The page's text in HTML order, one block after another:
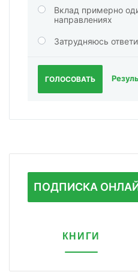
Вклад примерно
направлениях
Затрудняюсь
ГОЛОСОВАТЬ
ПОДПИСКА
КНИГИ